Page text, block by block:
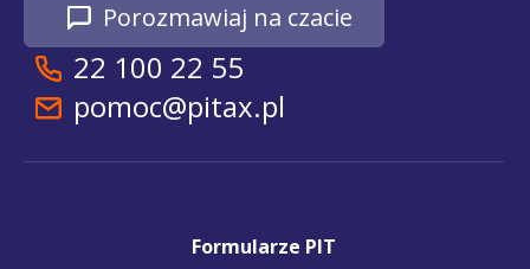
Porozmawiaj na czacie
22 100 22 55
pomoc@pitax.pl
Formularze PIT